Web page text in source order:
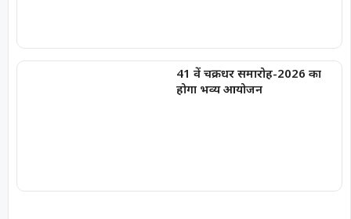
41 वें चक्रधर समारोह-2026 का
होगा भव्य आयोजन